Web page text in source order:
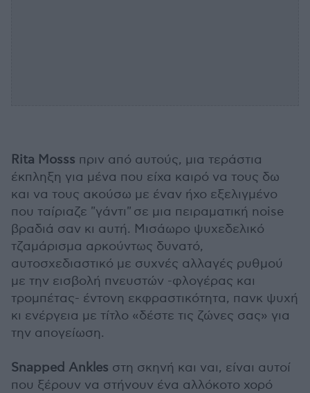
Rita Mosss πριν από αυτούς, μια τεράστια
έκπληξη για μένα που είχα καιρό να τους δω
και να τους ακούσω με έναν ήχο εξελιγμένο
που ταίριαζε "γάντι" σε μια πειραματική noise
βραδιά σαν κι αυτή. Μισάωρο ψυχεδελικό
τζαμάρισμα αρκούντως δυνατό,
αυτοσχεδιαστικό με συχνές αλλαγές ρυθμού
με την εισβολή πνευστών -φλογέρας και
τρομπέτας- έντονη εκφραστικότητα, πανκ ψυχή
κι ενέργεια με τίτλο «δέστε τις ζώνες σας» για
την απογείωση.
Snapped Ankles στη σκηνή και ναι, είναι αυτοί
που ξέρουν να στήνουν ένα αλλόκοτο χορό